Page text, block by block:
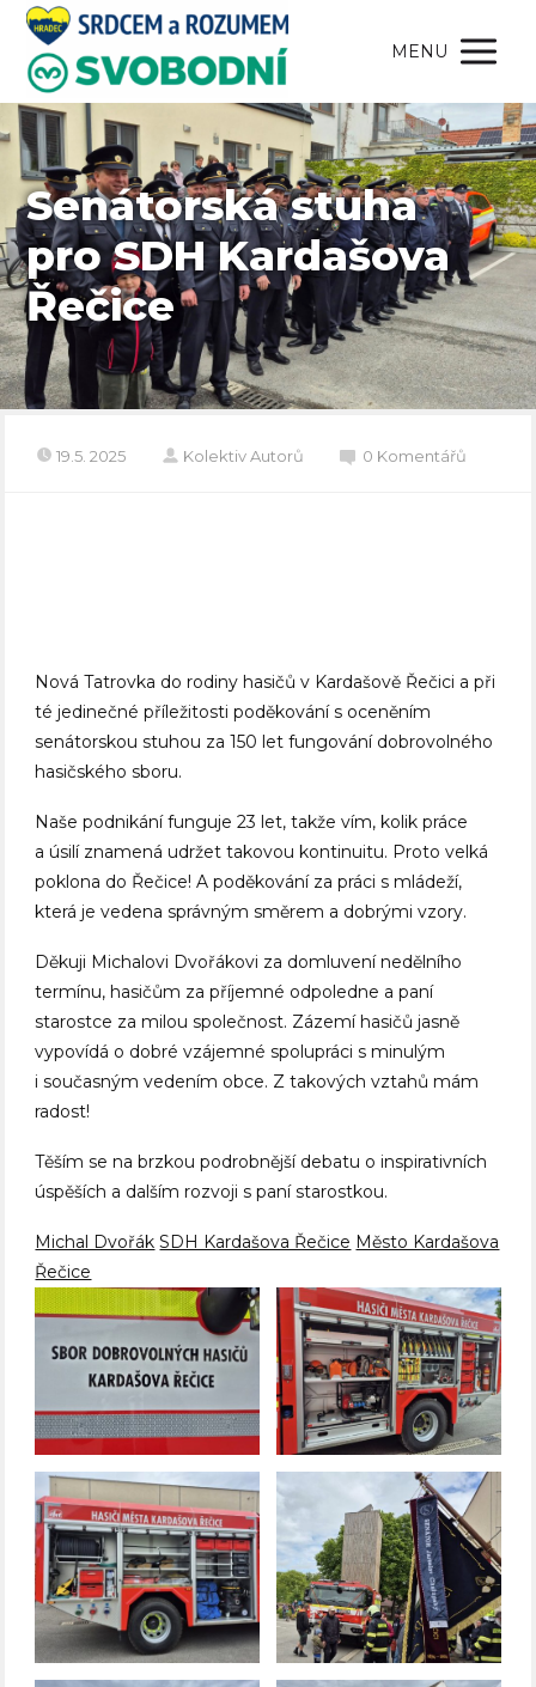
MENU
Senátorská stuha
pro SDH Kardašova
Řečice
19.5. 2025 Kolektiv Autorů 0 Komentářů
Nová Tatrovka do rodiny hasičů v Kardašově Řečici a při
té jedinečné příležitosti poděkování s oceněním
senátorskou stuhou za 150 let fungování dobrovolného
hasičského sboru.
Naše podnikání funguje 23 let, takže vím, kolik práce
a úsilí znamená udržet takovou kontinuitu. Proto velká
poklona do Řečice! A poděkování za práci s mládeží,
která je vedena správným směrem a dobrými vzory.
Děkuji Michalovi Dvořákovi za domluvení nedělního
termínu, hasičům za příjemné odpoledne a paní
starostce za milou společnost. Zázemí hasičů jasně
vypovídá o dobré vzájemné spolupráci s minulým
i současným vedením obce. Z takových vztahů mám
radost!
Těším se na brzkou podrobnější debatu o inspirativních
úspěších a dalším rozvoji s paní starostkou.
Michal Dvořák SDH Kardašova Řečice Město Kardašova
Řečice